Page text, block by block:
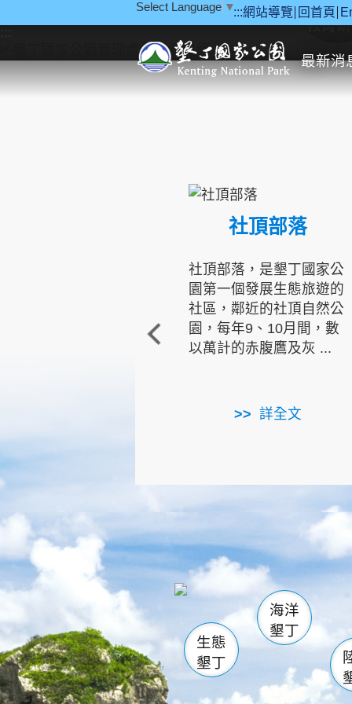
:::網站導覽 回首頁
Select Language ▼
最新消
::: 教育
社頂部落
社頂部落，是墾丁國家公
園第一個發展生態旅遊的
社區，鄰近的社頂自然公
園，每年9、10月間，數
以萬計的赤腹鷹及灰 ...
詳全文
龜山 海生館
恆春
龍鑾潭自
瓊麻館
關山
白砂
生態
墾丁
海洋
墾丁